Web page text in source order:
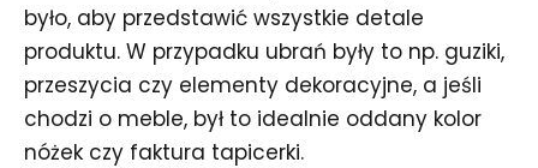
było, aby przedstawić wszystkie detale
produktu. W przypadku ubrań były to np. guziki,
przeszycia czy elementy dekoracyjne, a jeśli
chodzi o meble, był to idealnie oddany kolor
nóżek czy faktura tapicerki.